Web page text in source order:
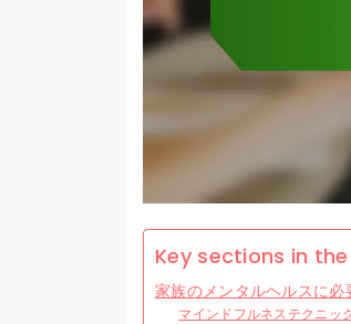
Key sections in
家族のメンタルヘルスに
マインドフルネステクニッ